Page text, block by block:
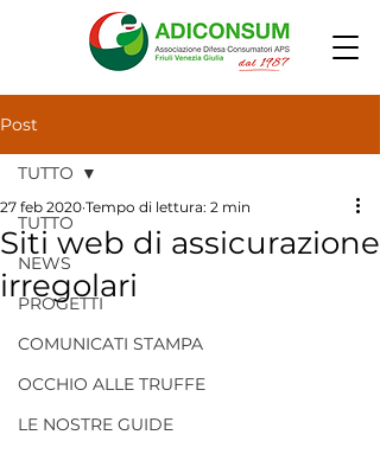
Post
TUTTO
NEWS
PROGETTI
COMUNICATI STAMPA
OCCHIO ALLE TRUFFE
LE NOSTRE GUIDE
TUTTO
Siti web di assicurazione
irregolari
27 feb 2020 Tempo di lettura: 2 min